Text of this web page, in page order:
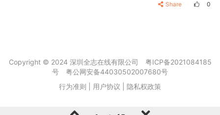
Share 0
Copyright © 2024 深圳全志在线有限公司
粤ICP备2021084185
号
粤公网安备44030502007680号
行为准则
用户协议 隐私权政策